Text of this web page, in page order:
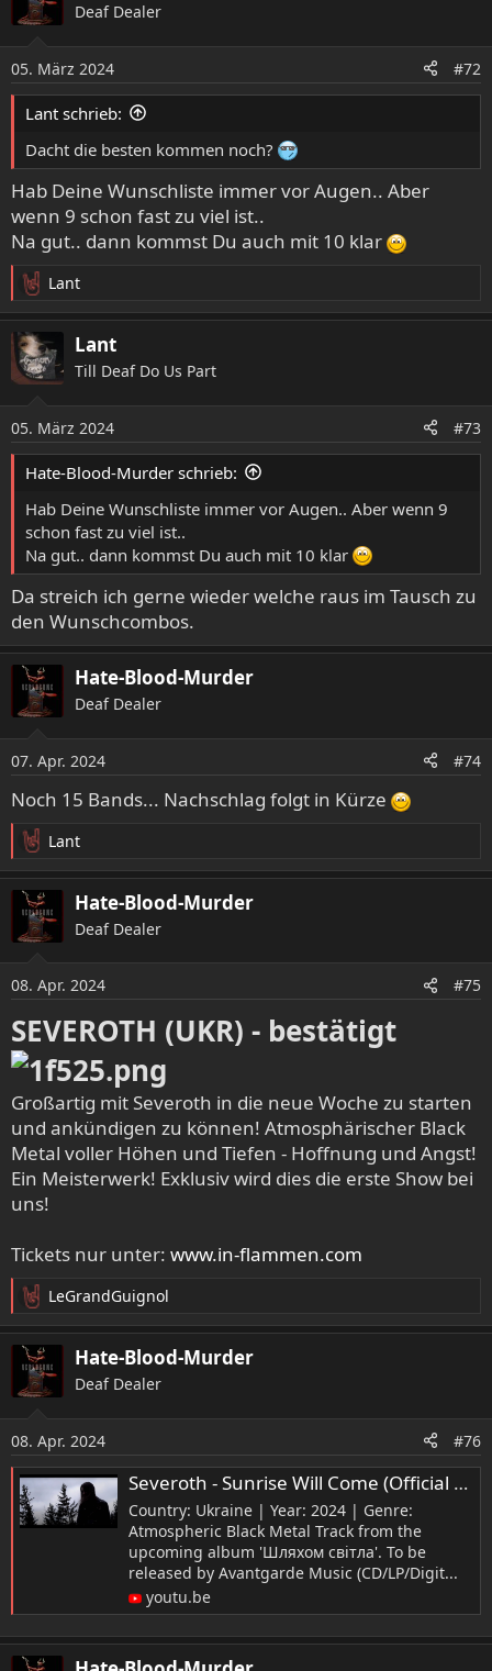
Deaf Dealer
05. März 2024 #72
Lant schrieb:
Dacht die besten kommen noch?
Hab Deine Wunschliste immer vor Augen.. Aber
wenn 9 schon fast zu viel ist..
Na gut.. dann kommst Du auch mit 10 klar
R
e
a
k
t
n
e
n
Lant
Lant
Till Deaf Do Us Part
05. März 2024 #73
Hate-Blood-Murder schrieb:
Hab Deine Wunschliste immer vor Augen.. Aber wenn 9
schon fast zu viel ist..
Na gut.. dann kommst Du auch mit 10 klar
Da streich ich gerne wieder welche raus im Tausch zu
den Wunschcombos.
Hate-Blood-Murder
Deaf Dealer
07. Apr. 2024 #74
Noch 15 Bands... Nachschlag folgt in Kürze
R
e
a
k
t
n
e
n
:
Lant
Hate-Blood-Murder
Deaf Dealer
08. Apr. 2024 #75
SEVEROTH (UKR) - bestätigt
Großartig mit Severoth in die neue Woche zu starten
und ankündigen zu können! Atmosphärischer Black
Metal voller Höhen und Tiefen - Hoffnung und Angst!
Ein Meisterwerk! Exklusiv wird dies die erste Show bei
uns!
Tickets nur unter: www.in-flammen.com
R
e
a
k
t
n
e
n
:
LeGrandGuignol
Hate-Blood-Murder
Deaf Dealer
08. Apr. 2024 #76
Severoth - Sunrise Will Come (Official Music Video)
Country: Ukraine | Year: 2024 | Genre:
Atmospheric Black Metal Track from the
upcoming album 'Шляхом світла'. To be
released by Avantgarde Music (CD/LP/Digit...
youtu.be